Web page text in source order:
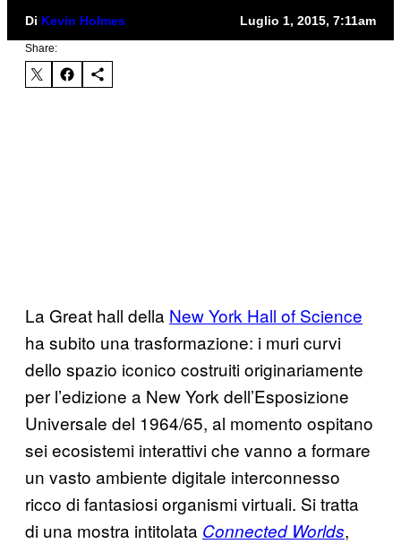
Di Kevin Holmes Luglio 1, 2015, 7:11am
Share:
La Great hall della New York Hall of Science
ha subito una trasformazione: i muri curvi
dello spazio iconico costruiti originariamente
per l’edizione a New York dell’Esposizione
Universale del 1964/65, al momento ospitano
sei ecosistemi interattivi che vanno a formare
un vasto ambiente digitale interconnesso
ricco di fantasiosi organismi virtuali. Si tratta
di una mostra intitolata Connected Worlds,